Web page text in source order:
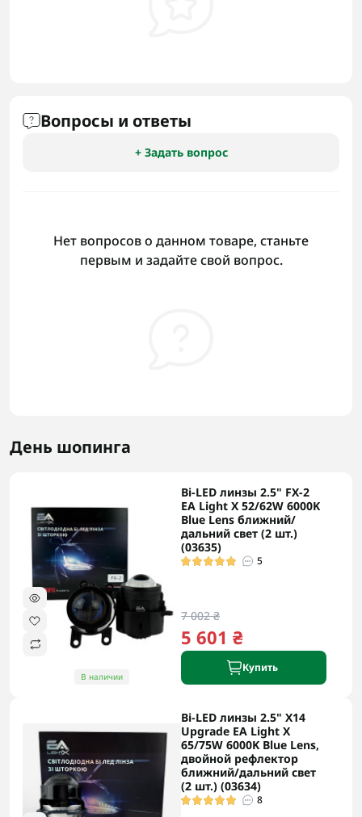
Вопросы и ответы
+ Задать вопрос
Нет вопросов о данном товаре, станьте
первым и задайте свой вопрос.
День шопинга
В наличии
Bi-LED линзы 2.5" FX-2
EA Light X 52/62W 6000K
Blue Lens ближний/
дальний свет (2 шт.)
(03635)
5
7 002 ₴
5 601 ₴
Купить
Bi-LED линзы 2.5" X14
Upgrade EA Light X
65/75W 6000K Blue Lens,
двойной рефлектор
ближний/дальний свет
(2 шт.) (03634)
8